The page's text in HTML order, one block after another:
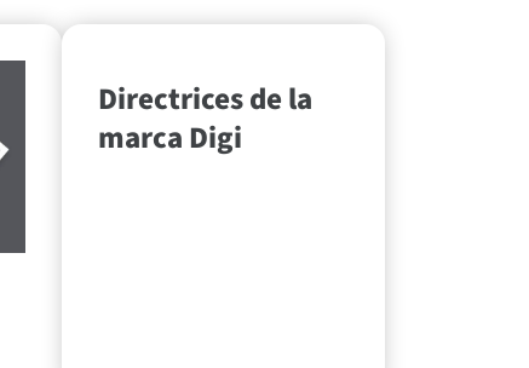
Directrices de la
marca Digi